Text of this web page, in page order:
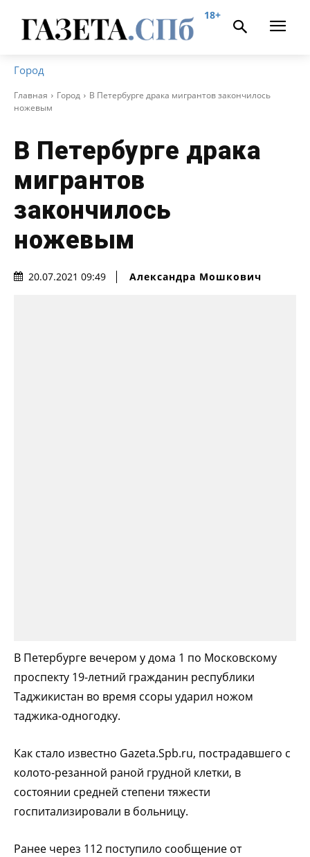
18+
Город
Главная Город
В Петербурге драка мигрантов закончилось
ножевым
В Петербурге драка
мигрантов
закончилось
ножевым
20.07.2021 09:49 Александра Мошкович
В Петербурге вечером у дома 1 по Московскому
проспекту 19-летний гражданин республики
Таджикистан во время ссоры ударил ножом
таджика-одногодку.
Как стало известно Gazeta.Spb.ru, пострадавшего с
колото-резанной раной грудной клетки, в
состоянии средней степени тяжести
госпитализировали в больницу.
Ранее через 112 поступило сообщение от